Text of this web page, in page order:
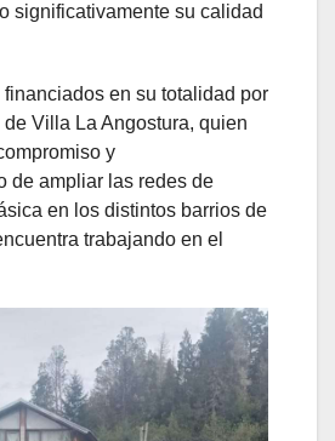
significativamente su calidad
financiados en su totalidad por
Villa La Angostura, quien
y
de ampliar las redes de
en los distintos barrios de
trabajando en el